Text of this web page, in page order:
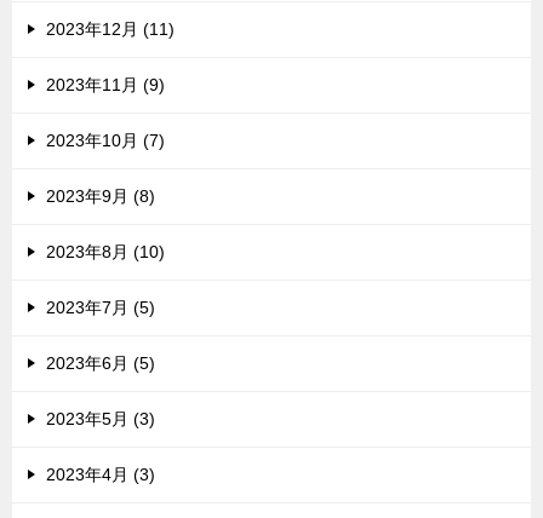
2023年12月 (11)
2023年11月 (9)
2023年10月 (7)
2023年9月 (8)
2023年8月 (10)
2023年7月 (5)
2023年6月 (5)
2023年5月 (3)
2023年4月 (3)